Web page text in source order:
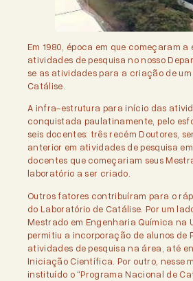
Em 1980, época em que começaram
atividades de pesquisa no nosso
se as atividades para a criação de
Catálise.
A infra-estrutura para início das
conquistada paulatinamente, pelo
seis docentes: três recém Doutores,
anterior em atividades de pesquisa
docentes que começariam seus
laboratório a ser criado.
Outros fatores contribuíram para o
do Laboratório de Catálise. Por um
Mestrado em Engenharia Química na
permitiu a incorporação de alunos de
atividades de pesquisa na área, até
Iniciação Científica. Por outro, nesse
instituído o “Programa Nacional de